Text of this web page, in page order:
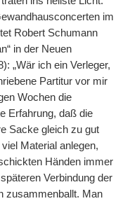
im
Robert Schumann
in der Neuen
„Wär ich ein Verleger,
Partitur vor mir
Wochen die
Erfahrung, daß die
Sacke gleich zu gut
Material anlegen,
Händen immer
Verbindung der
zusammenballt. Man